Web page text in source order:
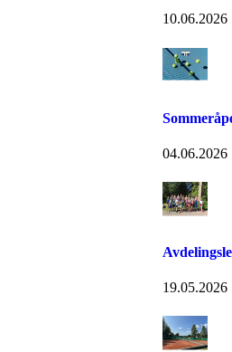
10.06.2026
04.06.2026
19.05.2026